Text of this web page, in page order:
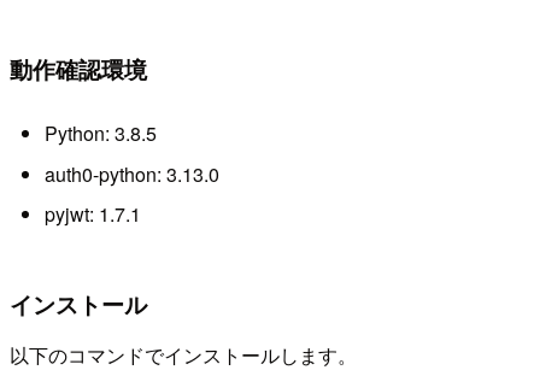
動作確認環境
Python: 3.8.5
auth0-python: 3.13.0
pyjwt: 1.7.1
インストール
以下のコマンドでインストールします。